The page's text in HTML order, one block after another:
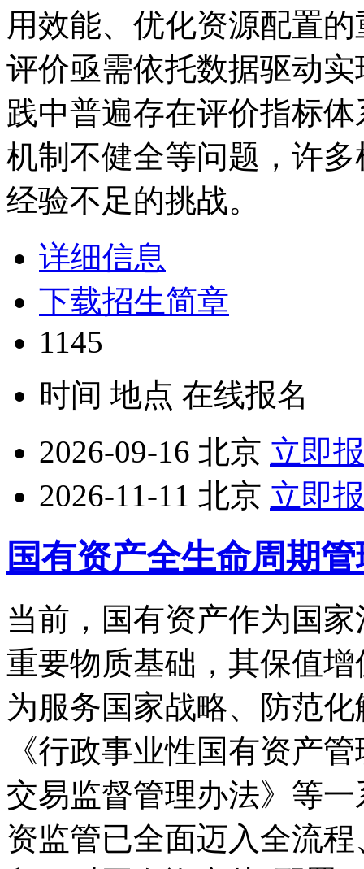
用效能、优化资源配置
评价亟需依托数据驱动
践中普遍存在评价指标
机制不健全等问题，许
经验不足的挑战。
详细信息
下载招生简章
1145
时间 地点 在线报名
2026-09-16 北京 立即
2026-11-11 北京 立即
国有资产全生命周期
当前，国有资产作为国
重要物质基础，其保值
为服务国家战略、防范
《行政事业性国有资产
交易监督管理办法》等
资监管已全面迈入全流